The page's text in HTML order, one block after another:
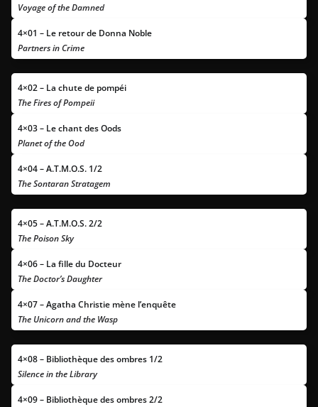
Voyage of the Damned
4×01 – Le retour de Donna Noble
Partners in Crime
4×02 – La chute de pompéi
The Fires of Pompeii
4×03 – Le chant des Oods
Planet of the Ood
4×04 – A.T.M.O.S. 1/2
The Sontaran Stratagem
4×05 – A.T.M.O.S. 2/2
The Poison Sky
4×06 – La fille du Docteur
The Doctor’s Daughter
4×07 – Agatha Christie mène l’enquête
The Unicorn and the Wasp
4×08 – Bibliothèque des ombres 1/2
Silence in the Library
4×09 – Bibliothèque des ombres 2/2